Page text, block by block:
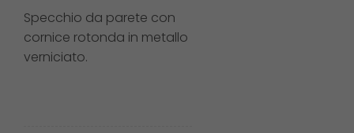
Specchio da parete con
cornice rotonda in metallo
verniciato.